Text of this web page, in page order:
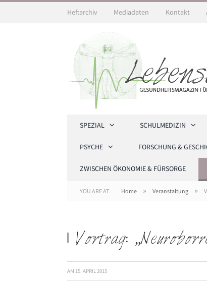
Heftarchiv Mediadaten Kontakt
SPEZIAL SCHULMEDIZIN
PSYCHE FORSCHUNG &
ZWISCHEN ÖKONOMIE & FÜRSORGE
YOU ARE AT: Home » Veranstaltung »
Vortrag:
AM 15. APRIL 2015